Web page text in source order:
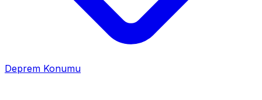
Deprem Konumu